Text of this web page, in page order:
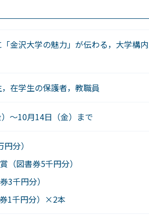
沢大学の魅力」が伝わる，大学構
在学生の保護者，教職員
～10月14日（金）まで
分）
（図書券5千円分）
3千円分）
1千円分）×2本